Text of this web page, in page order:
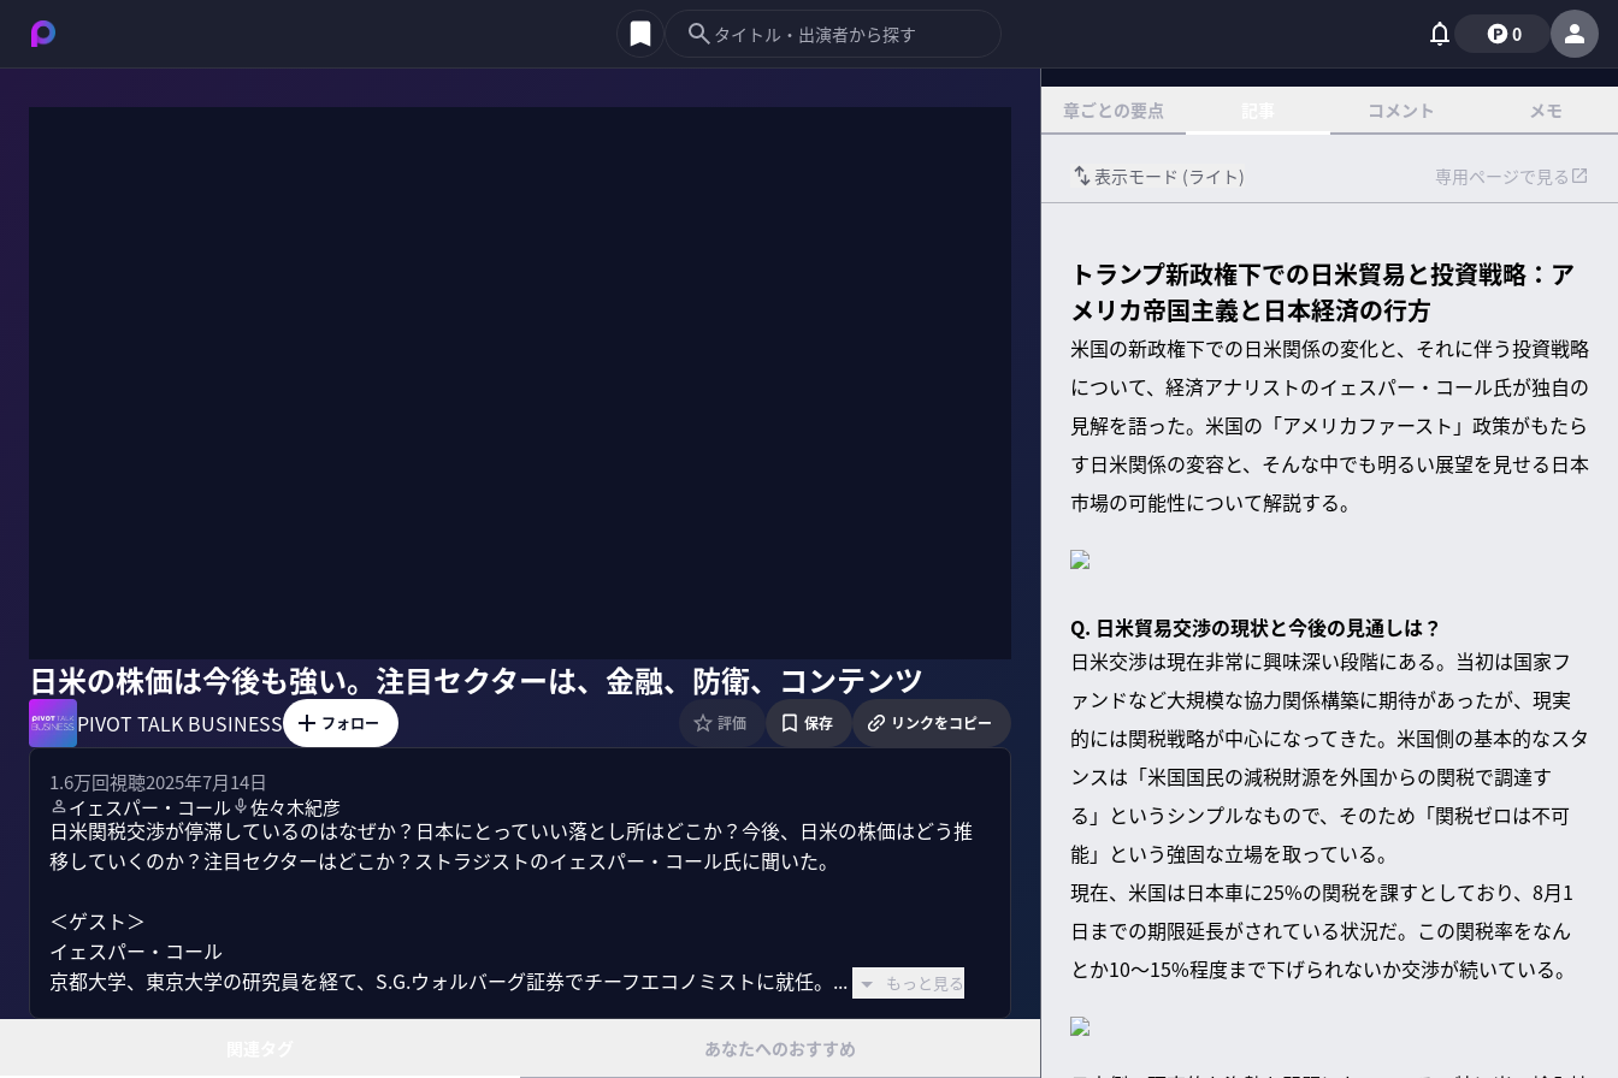
0
日米の株価は今後も強い。注目セクターは、金融、防衛、コンテンツ
PIVOT TALK BUSINESS フォロー 評価 保存 リンクをコピー
1.6万回視聴2025年7月14日
イェスパー・コール
佐々木紀彦
日米関税交渉が停滞しているのはなぜか？日本にとっていい落とし所はどこか？今後、日米の株価はどう推
移していくのか？注目セクターはどこか？ストラジストのイェスパー・コール氏に聞いた。
＜ゲスト＞
イェスパー・コール
京都大学、東京大学の研究員を経て、S.G.ウォルバーグ証券でチーフエコノミストに就任。...
もっと見る
あなたへのおすすめ
章ごとの要点 コメント メモ
表示モード (ライト) 専用ページで見る
トランプ新政権下での日米貿易と投資戦略：ア
メリカ帝国主義と日本経済の行方
米国の新政権下での日米関係の変化と、それに伴う投資戦略
について、経済アナリストのイェスパー・コール氏が独自の
見解を語った。米国の「アメリカファースト」政策がもたら
す日米関係の変容と、そんな中でも明るい展望を見せる日本
市場の可能性について解説する。
Q. 日米貿易交渉の現状と今後の見通しは？
日米交渉は現在非常に興味深い段階にある。当初は国家フ
ァンドなど大規模な協力関係構築に期待があったが、現実
的には関税戦略が中心になってきた。米国側の基本的なスタ
ンスは「米国国民の減税財源を外国からの関税で調達す
る」というシンプルなもので、そのため「関税ゼロは不可
能」という強固な立場を取っている。
現在、米国は日本車に25%の関税を課すとしており、8月1
日までの期限延長がされている状況だ。この関税率をなん
とか10〜15%程度まで下げられないか交渉が続いている。